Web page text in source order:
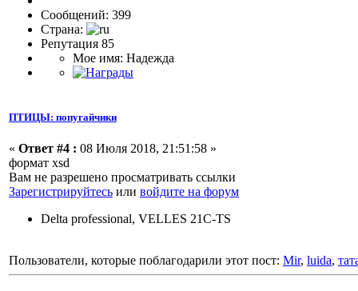
Сообщений: 399
Страна:
Репутация 85
Мое имя: Надежда
ПТИЦЫ: попугайчики
« Ответ #4 : 08 Июля 2018, 21:51:58 »
формат xsd
Вам не разрешено просматривать ссылки
Зарегистрируйтесь или войдите на форум
Delta professional, VELLES 21C-TS
Пользователи, которые поблагодарили этот пост: Mir, luida,